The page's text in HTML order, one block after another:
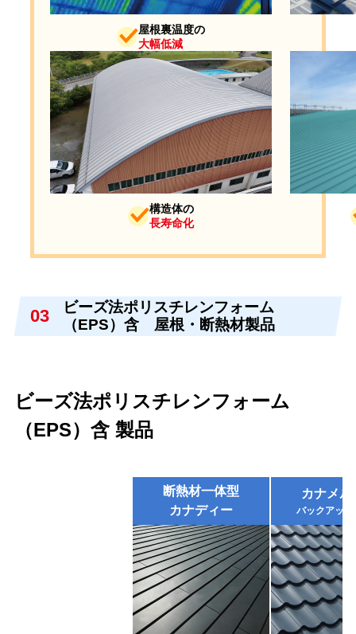
屋根裏温度の
大幅低減
構造体の
長寿命化
03
ビーズ法ポリスチレンフォーム
（EPS）含 屋根・断熱材製品
ビーズ法ポリスチレンフォーム
（EPS）含 製品
断熱材一体型
カナディー
カナメル
バックアップ